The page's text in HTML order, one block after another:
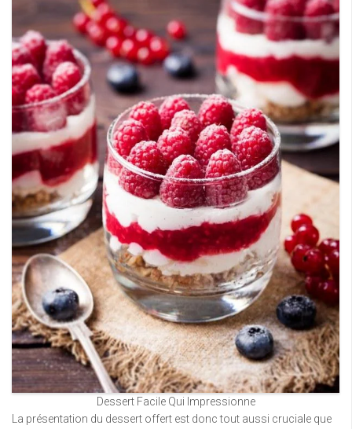
Dessert Facile Qui Impressionne
La présentation du dessert offert est donc tout aussi cruciale que